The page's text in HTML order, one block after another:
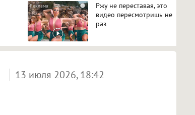
i
Ржу не переставая, это
видео пересмотришь не
раз
13 июля 2026, 18:42